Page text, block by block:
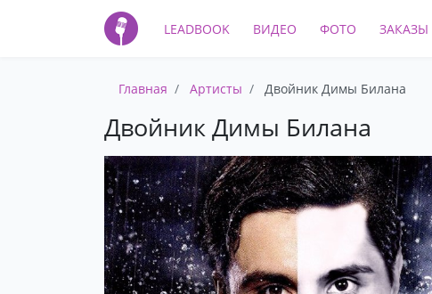
LEADBOOK ВИДЕО ФОТО ЗАКАЗЫ
Главная Артисты Двойник Димы Билана
Двойник Димы Билана